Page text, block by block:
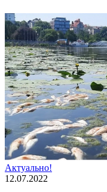
Актуально!
12.07.2022